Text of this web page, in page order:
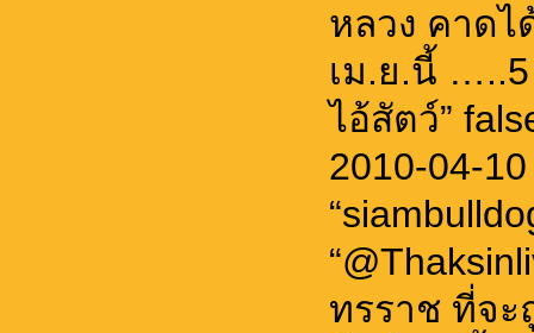
หลวง คาด
เม.ย.นี้
ไอ้สัตว์”
2010-04-
ทรราช ที่จะ